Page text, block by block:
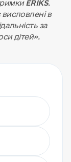
ERIKS.
в
за
дітей».